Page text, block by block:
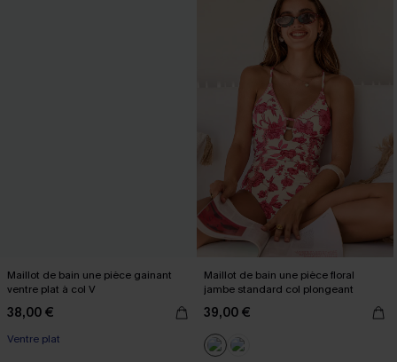
Maillot de bain une pièce gainant
ventre plat à col V
38,00 €
Ventre plat
Maillot de bain une pièce floral
jambe standard col plongeant
39,00 €